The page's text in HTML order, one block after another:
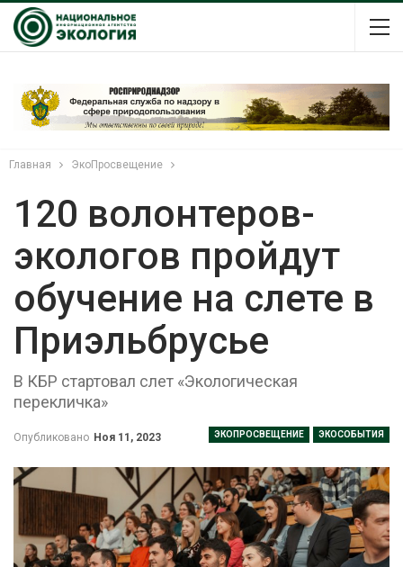
Главная ЭкоПросвещение
120 волонтеров-
экологов пройдут
обучение на слете в
Приэльбрусье
В КБР стартовал слет «Экологическая
перекличка»
ЭКОПРОСВЕЩЕНИЕ ЭКОСОБЫТИЯ
Опубликовано Ноя 11, 2023